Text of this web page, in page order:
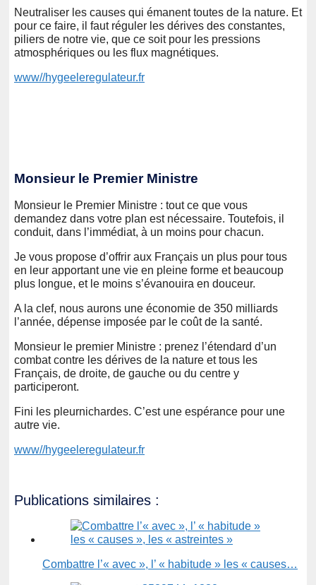
Neutraliser les causes qui émanent toutes de la nature. Et
pour ce faire, il faut réguler les dérives des constantes,
piliers de notre vie, que ce soit pour les pressions
atmosphériques ou les flux magnétiques.
www//hygeeleregulateur.fr
Monsieur le Premier Ministre
Monsieur le Premier Ministre : tout ce que vous
demandez dans votre plan est nécessaire. Toutefois, il
conduit, dans l’immédiat, à un moins pour chacun.
Je vous propose d’offrir aux Français un plus pour tous
en leur apportant une vie en pleine forme et beaucoup
plus longue, et le moins s’évanouira en douceur.
A la clef, nous aurons une économie de 350 milliards
l’année, dépense imposée par le coût de la santé.
Monsieur le premier Ministre : prenez l’étendard d’un
combat contre les dérives de la nature et tous les
Français, de droite, de gauche ou du centre y
participeront.
Fini les pleurnichardes. C’est une espérance pour une
autre vie.
www//hygeeleregulateur.fr
Publications similaires :
Combattre l’« avec », l’ « habitude » les « causes…